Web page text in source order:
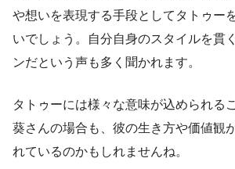
や想いを表現する手段としてタトゥー
いでしょう。自分自身のスタイルを貫
ンだという声も多く聞かれます。
タトゥーには様々な意味が込められる
葵さんの場合も、彼の生き方や価値観
れているのかもしれませんね。